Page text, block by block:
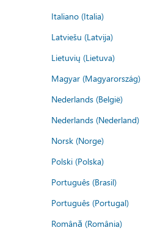
Italiano (Italia)
Latviešu (Latvija)
Lietuvių (Lietuva)
Magyar (Magyarország)
Nederlands (België)
Nederlands (Nederland)
Norsk (Norge)
Polski (Polska)
Português (Brasil)
Português (Portugal)
Română (România)